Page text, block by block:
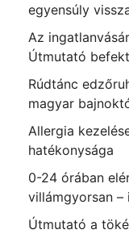
egyensúly
Az
Útmutató
Rúdtánc
magyar
Allergia
hatékonysága
0-24 órában
villámgyorsan –
Útmutató a